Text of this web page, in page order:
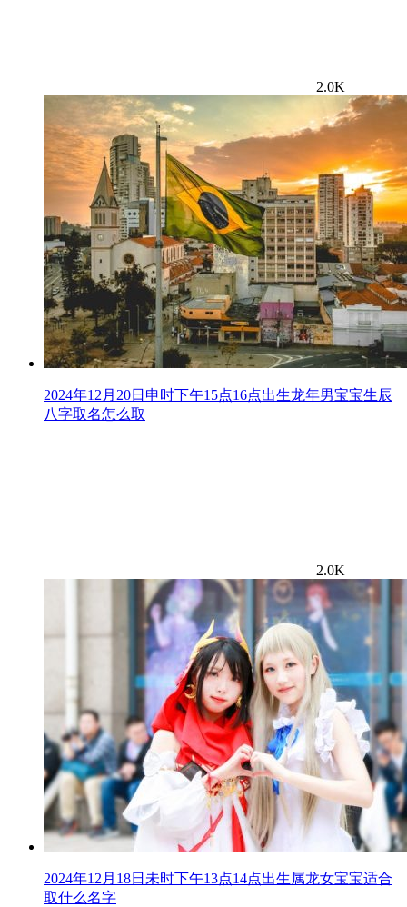
2.0K
2024年12月20日申时下午15点16点出生龙年男宝宝生辰
八字取名怎么取
2.0K
2024年12月18日未时下午13点14点出生属龙女宝宝适合
取什么名字